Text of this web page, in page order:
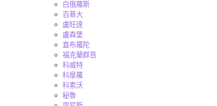
白俄羅斯
百慕大
盧旺達
盧森堡
直布羅陀
福克蘭群島
科威特
科摩羅
科索沃
秘魯